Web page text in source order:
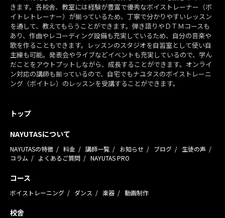
きます。各校舎、教室には経験が豊富で優秀なボイストレーナー（ボ
イトレトレーナー）が揃っているため、丁寧で分かりやすいレッスン
を通して、教えてもらうことができます。弾き語りやＤＴＭコースも
あり、作曲やレコーディング設備も充実しているため、自分の音楽や
歌を作ることもできます。レッスンのスタジオを自習室として使い自
主練も可能。発表会やライブなどイベントも充実しているので、学ん
だことをアウトプットしながら、成長することができます。オンライ
ン対応の講師も揃っているので、自宅でもナユタスのボイストレーニ
ング（ボイトレ）のレッスンを受講することができます。
トップ
NAYUTASについて
NAYUTASの特徴 料金 講師一覧 お知らせ ブログ
生徒の声
コラム
よくあるご質問 NAYUTAS PRO
コース
ボイストレーニング ダンス 楽器 動画制作
校舎